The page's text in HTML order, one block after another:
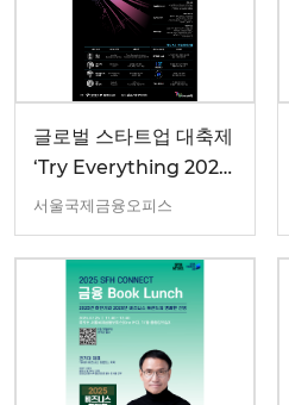
글로벌 스타트업 대축제
‘Try Everything 2025’
개최안내
서울국제금융오피스